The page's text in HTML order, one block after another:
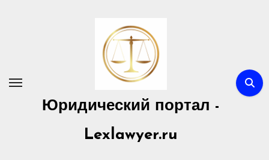
Юридический портал -
Lexlawyer.ru